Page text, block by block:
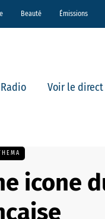
Beauté Émissions
Radio Voir le direct
icone